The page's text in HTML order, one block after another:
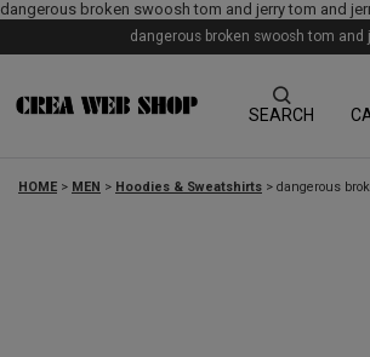
dangerous broken swoosh tom and jerry tom and
dangerous broken swoosh tom and
SEARCH
HOME > MEN > Hoodies & Sweatshirts > dangerous